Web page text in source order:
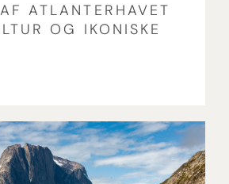
ATLANTERHAVET
OG IKONISKE